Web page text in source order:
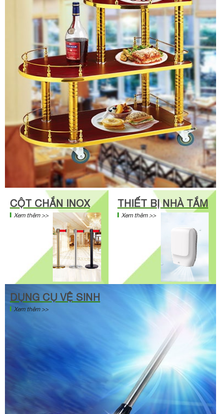
CỘT CHẮN INOX
Xem thêm >>
THIẾT BỊ NHÀ TẮM
Xem thêm >>
DỤNG CỤ VỆ SINH
Xem thêm >>